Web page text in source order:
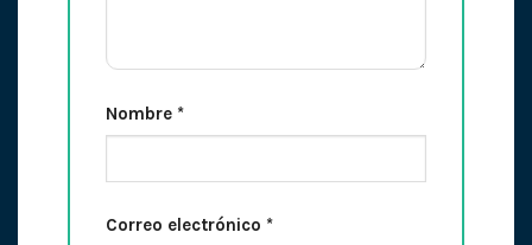
Nombre *
Correo electrónico *